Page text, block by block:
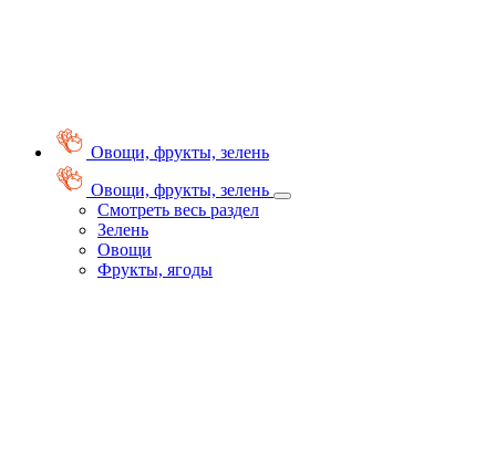
Овощи, фрукты, зелень
Овощи, фрукты, зелень
Смотреть весь раздел
Зелень
Овощи
Фрукты, ягоды